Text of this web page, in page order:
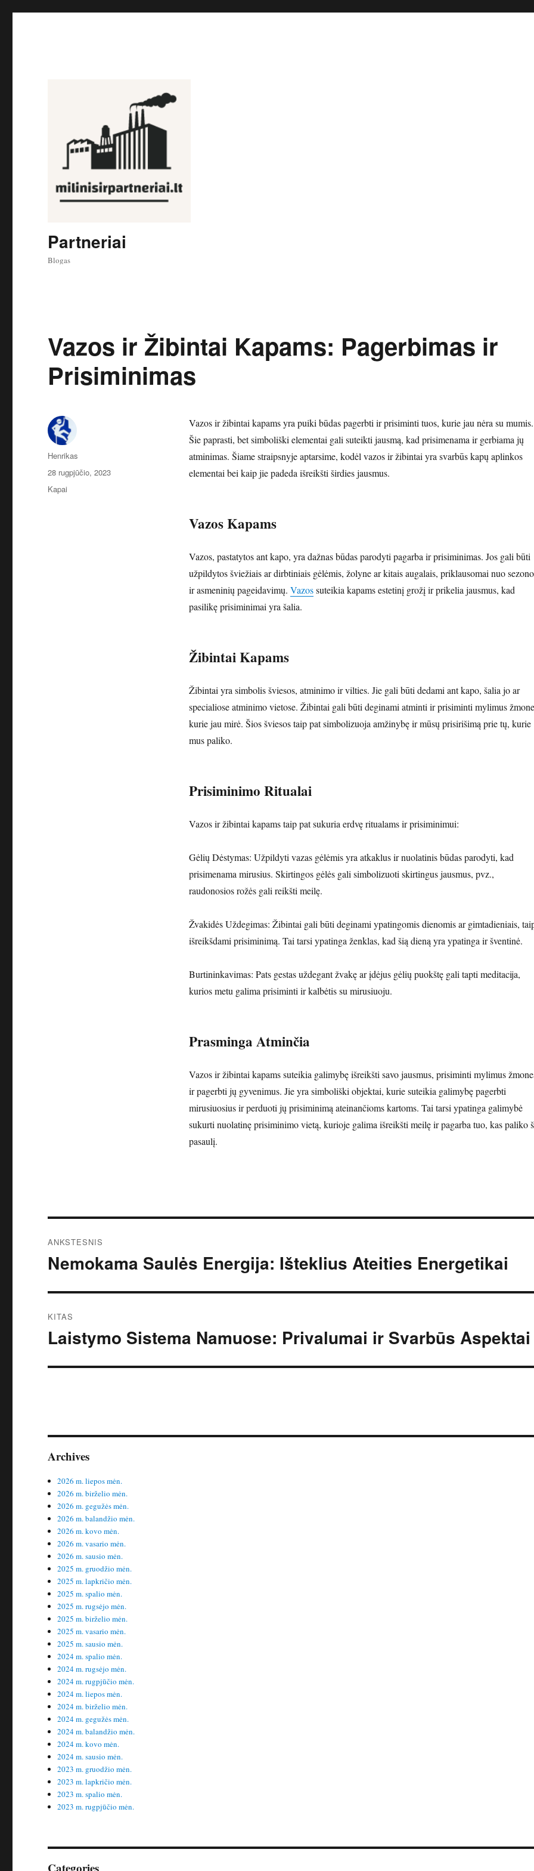
Partneriai
Blogas
Vazos ir Žibintai Kapams: Pagerbimas ir
Prisiminimas
Vazos ir žibintai kapams yra puiki būdas pagerbti ir prisiminti tuos, kurie jau nėra su mumis.
Šie paprasti, bet simboliški elementai gali suteikti jausmą, kad prisimenama ir gerbiama jų
atminimas. Šiame straipsnyje aptarsime, kodėl vazos ir žibintai yra svarbūs kapų aplinkos
elementai bei kaip jie padeda išreikšti širdies jausmus.
Vazos Kapams
Vazos, pastatytos ant kapo, yra dažnas būdas parodyti pagarba ir prisiminimas. Jos gali būti
užpildytos šviežiais ar dirbtiniais gėlėmis, žolyne ar kitais augalais, priklausomai nuo sezono
ir asmeninių pageidavimų. Vazossuteikia kapams estetinį grožį ir prikelia jausmus, kad
pasilikę prisiminimai yra šalia.
Žibintai Kapams
Žibintai yra simbolis šviesos, atminimo ir vilties. Jie gali būti dedami ant kapo, šalia jo ar
specialiose atminimo vietose. Žibintai gali būti deginami atminti ir prisiminti mylimus
kurie jau mirė. Šios šviesos taip pat simbolizuoja amžinybę ir mūsų prisirišimą prie tų, kurie
mus paliko.
Prisiminimo Ritualai
Vazos ir žibintai kapams taip pat sukuria erdvę ritualams ir prisiminimui:
Gėlių Dėstymas: Užpildyti vazas gėlėmis yra atkaklus ir nuolatinis būdas parodyti, kad
prisimenama mirusius. Skirtingos gėlės gali simbolizuoti skirtingus jausmus, pvz.,
raudonosios rožės gali reikšti meilę.
Žvakidės Uždegimas: Žibintai gali būti deginami ypatingomis dienomis ar gimtadieniais,
išreikšdami prisiminimą. Tai tarsi ypatinga ženklas, kad šią dieną yra ypatinga ir šventinė.
Burtininkavimas: Pats gestas uždegant žvakę ar įdėjus gėlių puokštę gali tapti meditacija,
kurios metu galima prisiminti ir kalbėtis su mirusiuoju.
Prasminga Atminčia
Vazos ir žibintai kapams suteikia galimybę išreikšti savo jausmus, prisiminti mylimus
ir pagerbti jų gyvenimus. Jie yra simboliški objektai, kurie suteikia galimybę pagerbti
mirusiuosius ir perduoti jų prisiminimą ateinančioms kartoms. Tai tarsi ypatinga galimybė
sukurti nuolatinę prisiminimo vietą, kurioje galima išreikšti meilę ir pagarba tuo, kas paliko
pasaulį.
Autorius
Henrikas
Paskelbta
28 rugpjūčio, 2023
Kategorijos
Kapai
tarp
ANKSTESNIS
Ankstesnis
Nemokama Saulės Energija: Išteklius Ateities Energetikai
KITAS
Kitas
Laistymo Sistema Namuose: Privalumai ir Svarbūs Aspektai
Archives
2026 m. liepos mėn.
2026 m. birželio mėn.
2026 m. gegužės mėn.
2026 m. balandžio mėn.
2026 m. kovo mėn.
2026 m. vasario mėn.
2026 m. sausio mėn.
2025 m. gruodžio mėn.
2025 m. lapkričio mėn.
2025 m. spalio mėn.
2025 m. rugsėjo mėn.
2025 m. birželio mėn.
2025 m. vasario mėn.
2025 m. sausio mėn.
2024 m. spalio mėn.
2024 m. rugsėjo mėn.
2024 m. rugpjūčio mėn.
2024 m. liepos mėn.
2024 m. birželio mėn.
2024 m. gegužės mėn.
2024 m. balandžio mėn.
2024 m. kovo mėn.
2024 m. sausio mėn.
2023 m. gruodžio mėn.
2023 m. lapkričio mėn.
2023 m. spalio mėn.
2023 m. rugpjūčio mėn.
Categories